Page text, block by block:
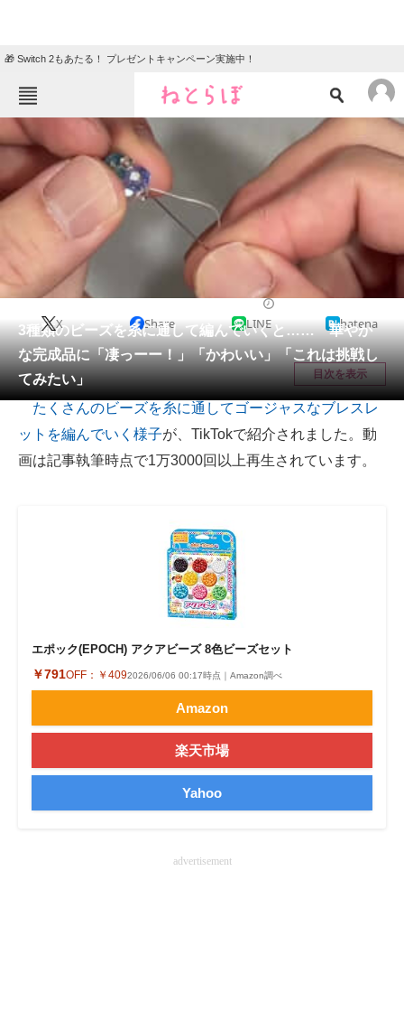
🎁 Switch 2もあたる！ プレゼントキャンペーン実施中！
ねとらぼメニュー
TOP
エンタメ
地域
教育・育児
会員記事
メディア
注目記事を集めた総合ページ
ITの今と未来を見通す
好きが集まる 比べて選べる
ビジネスと働き方のヒント
企業ITのトレンドを詳説
経営リーダーのコミュニティ
マーケ×ITの今がよく分かる
ITエンジニア向け専門サイト
3種類のビーズを糸に通して編んでいくと…… 華やか
な完成品に「凄っーー！」「かわいい」「これは挑戦し
てみたい」
X Share LINE hatena
目次を表示
たくさんのビーズを糸に通してゴージャスなブレスレ
ットを編んでいく様子が、TikTokで紹介されました。動
画は記事執筆時点で1万3000回以上再生されています。
エポック(EPOCH) アクアビーズ 8色ビーズセット
￥791OFF： ￥4092026/06/06 00:17時点｜Amazon調べ
Amazon
楽天市場
Yahoo
advertisement